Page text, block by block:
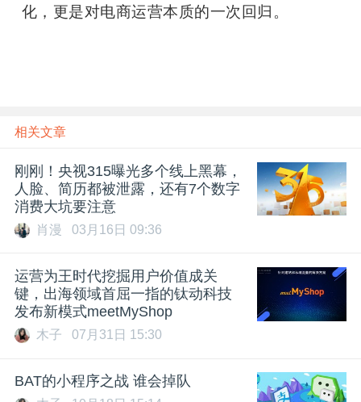
化，更是对电商运营本质的一次回归。
相关文章
刚刚！央视315曝光多个线上黑幕，
人脸、简历都被泄露，还有7个数字
消费大坑要注意
肖漫 03月16日 09:36
运营为王时代挖掘用户价值成关
键，出海领域首屈一指的钛动科技
发布新模式meetMyShop
木子 07月31日 15:30
BAT的小程序之战 谁会掉队